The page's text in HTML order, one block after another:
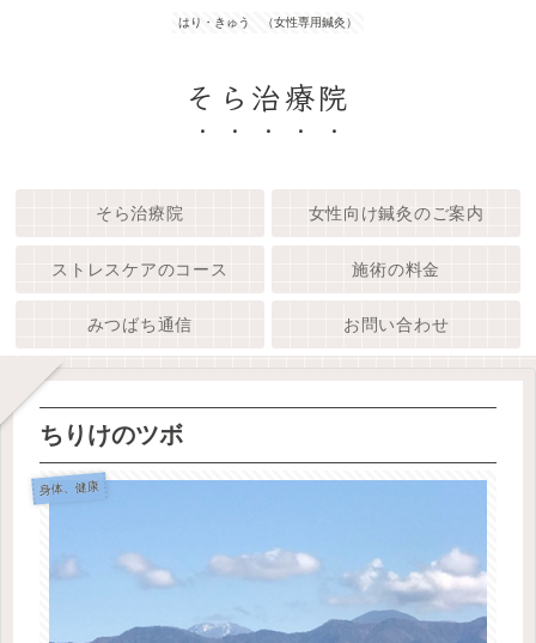
はり・きゅう （女性専用鍼灸）
そら治療院
そら治療院 女性向け鍼灸のご案内
ストレスケアのコース 施術の料金
みつばち通信 お問い合わせ
ちりけのツボ
身体、健康